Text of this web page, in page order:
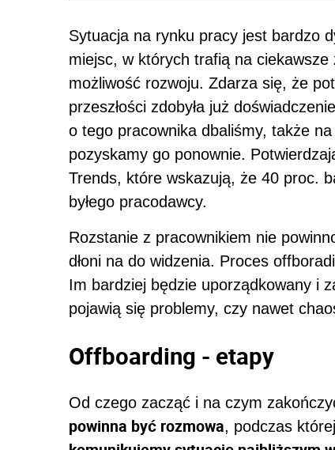
Sytuacja na rynku pracy jest bardzo
miejsc, w których trafią na
możliwość rozwoju. Zdarza się, że
przeszłości zdobyła już
o tego pracownika dbaliśmy, także
pozyskamy go ponownie.
Trends, które wskazują, że 40 proc.
byłego pracodawcy.
Rozstanie z pracownikiem nie
dłoni na do widzenia. Proces
Im bardziej będzie uporządkowany i
pojawią się problemy, czy nawet
Offboarding - etapy
Od czego zacząć i na czym
powinna być rozmowa, podczas